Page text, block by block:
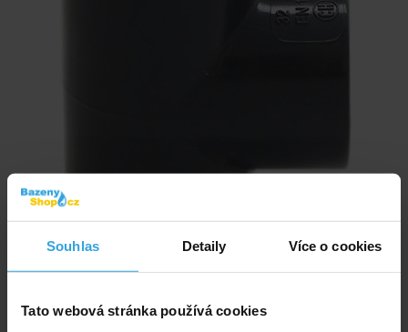
Souhlas Detaily Více o cookies
Tato webová stránka používá cookies